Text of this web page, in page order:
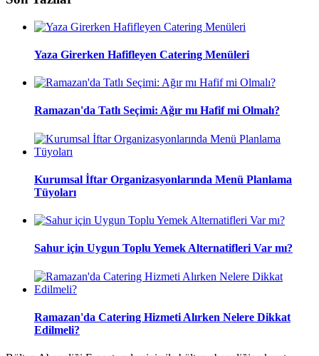
Yaza Girerken Hafifleyen Catering Menüleri
Ramazan'da Tatlı Seçimi: Ağır mı Hafif mi Olmalı?
Kurumsal İftar Organizasyonlarında Menü Planlama
Tüyoları
Sahur için Uygun Toplu Yemek Alternatifleri Var mı?
Ramazan'da Catering Hizmeti Alırken Nelere Dikkat
Edilmeli?